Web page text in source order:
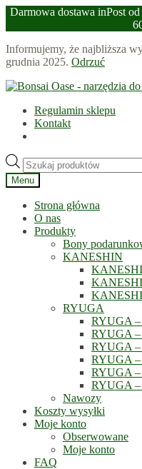
Darmowa dostawa inPost od
Informujemy, że najbliższa
grudnia 2025. Odrzuć
Przejdź
nawigacji
Przejdź
treści
Regulamin sklepu
Kontakt
Wyszukiwarka
produktów
Menu
Strona główna
O nas
Produkty
Bony
KANESHIN
RYUGA
RYUGA –
RYUGA –
RYUGA –
RYUGA –
RYUGA –
RYUGA –
Nawozy
Koszty wysyłki
Moje konto
Obserwowane
Moje konto
FAQ